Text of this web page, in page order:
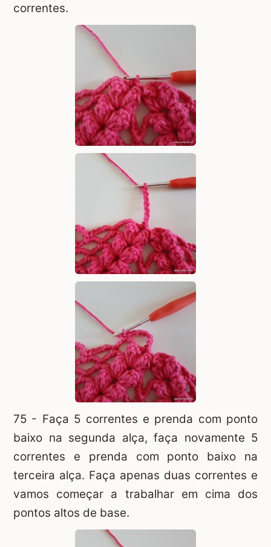
correntes.
75 - Faça 5 correntes e prenda com ponto
baixo na segunda alça, faça novamente 5
correntes e prenda com ponto baixo na
terceira alça. Faça apenas duas correntes e
vamos começar a trabalhar em cima dos
pontos altos de base.